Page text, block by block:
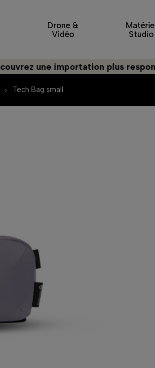
Drone &
Vidéo
Matériel
Studio
une importation plus responsable
Tech Bag small